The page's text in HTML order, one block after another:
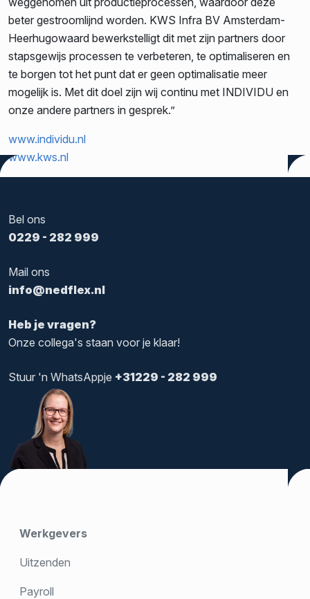
beter gestroomlijnd worden. KWS Infra BV Amsterdam-
Heerhugowaard bewerkstelligt dit met zijn partners door
stapsgewijs processen te verbeteren, te optimaliseren en
te borgen tot het punt dat er geen optimalisatie meer
mogelijk is. Met dit doel zijn wij continu met INDIVIDU en
onze andere partners in gesprek.”
www.individu.nl
www.kws.nl
Heb je vragen?
Onze collega's staan voor je klaar!
Bel ons
0229 - 282 999
Mail ons
info@nedflex.nl
Stuur 'n WhatsAppje +31229 - 282 999
Werkgevers
Uitzenden
Payroll